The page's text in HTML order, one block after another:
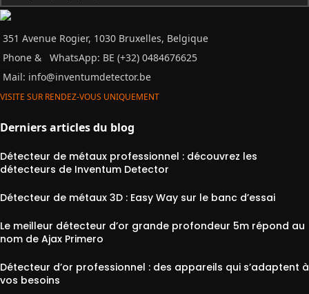
351 Avenue Rogier, 1030 Bruxelles, Belgique
Phone &
WhatsApp: BE (+32) 0484676625
Mail: info@inventumdetector.be
VISITE SUR RENDEZ-VOUS UNIQUEMENT
Derniers articles du blog
Détecteur de métaux professionnel : découvrez les
détecteurs de Inventum Detector
Détecteur de métaux 3D : Easy Way sur le banc d’essai
Le meilleur détecteur d’or grande profondeur 5m répond au
nom de Ajax Primero
Détecteur d’or professionnel : des appareils qui s’adaptent à
vos besoins